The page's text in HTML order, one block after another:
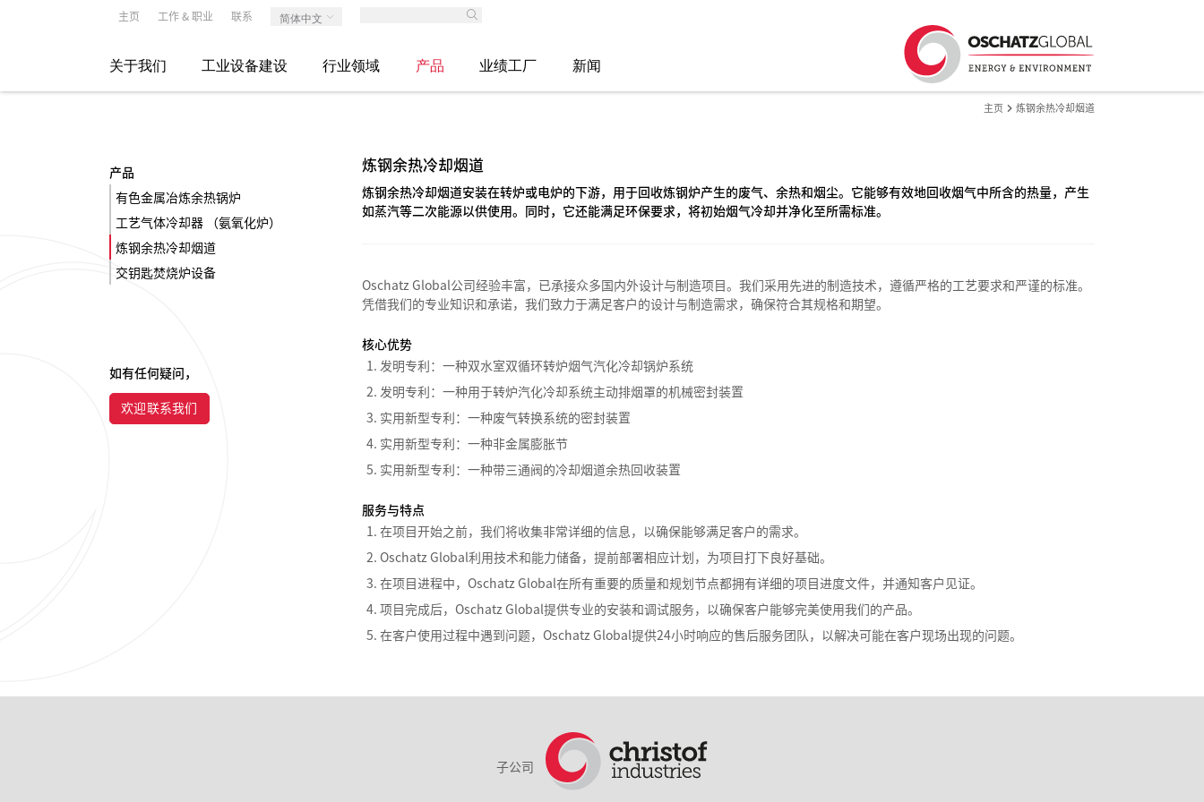
主页 工作 & 职业 联系 简体中文
关于我们 工业设备建设 行业领域 产品 业绩工厂 新闻
主页 炼钢余热冷却烟道
炼钢余热冷却烟道
炼钢余热冷却烟道安装在转炉或电炉的下游，用于回收炼钢炉产生的废气、余热和烟尘。它能够有效地回收烟气中所含的热量，产生
如蒸汽等二次能源以供使用。同时，它还能满足环保要求，将初始烟气冷却并净化至所需标准。
Oschatz Global公司经验丰富，已承接众多国内外设计与制造项目。我们采用先进的制造技术，遵循严格的工艺要求和严谨的标准。
凭借我们的专业知识和承诺，我们致力于满足客户的设计与制造需求，确保符合其规格和期望。
核心优势
发明专利：一种双水室双循环转炉烟气汽化冷却锅炉系统
发明专利：一种用于转炉汽化冷却系统主动排烟罩的机械密封装置
实用新型专利：一种废气转换系统的密封装置
实用新型专利：一种非金属膨胀节
实用新型专利：一种带三通阀的冷却烟道余热回收装置
服务与特点
在项目开始之前，我们将收集非常详细的信息，以确保能够满足客户的需求。
Oschatz Global利用技术和能力储备，提前部署相应计划，为项目打下良好基础。
在项目进程中，Oschatz Global在所有重要的质量和规划节点都拥有详细的项目进度文件，并通知客户见证。
项目完成后，Oschatz Global提供专业的安装和调试服务，以确保客户能够完美使用我们的产品。
在客户使用过程中遇到问题，Oschatz Global提供24小时响应的售后服务团队，以解决可能在客户现场出现的问题。
产品
有色金属冶炼余热锅炉
工艺气体冷却器 （氨氧化炉）
炼钢余热冷却烟道
交钥匙焚烧炉设备
如有任何疑问，
欢迎联系我们
子公司